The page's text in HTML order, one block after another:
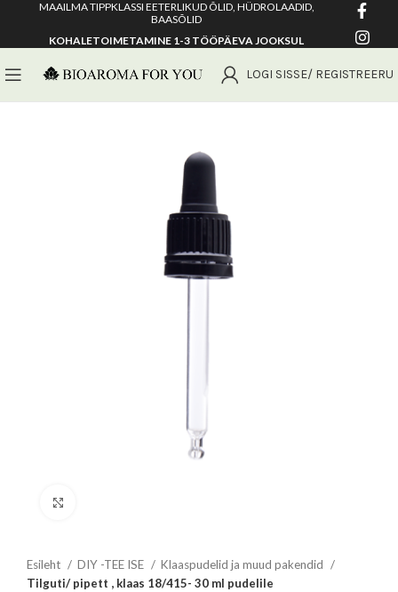
MAAILMA TIPPKLASSI EETERLIKUD ÕLID, HÜDROLAADID,
BAASÕLID
KOHALETOIMETAMINE 1-3 TÖÖPÄEVA JOOKSUL
LOGI SISSE/ REGISTREERU
Esileht DIY -TEE ISE
Klaaspudelid ja muud pakendid
Tilguti/ pipett , klaas 18/415- 30 ml pudelile